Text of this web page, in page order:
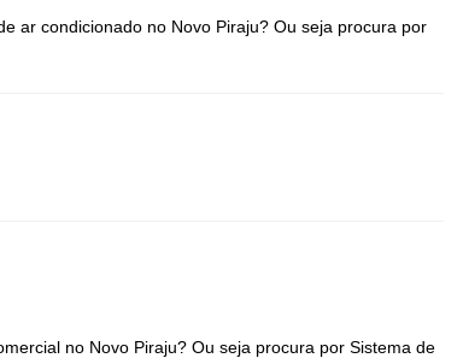
ar condicionado no Novo Piraju? Ou seja procura por
no Novo Piraju? Ou seja procura por Sistema de